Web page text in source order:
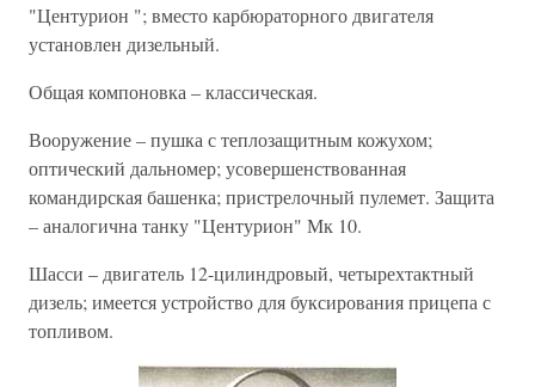
"Центурион "; вместо карбюраторного двигателя
установлен дизельный.
Общая компоновка – классическая.
Вооружение – пушка с теплозащитным кожухом;
оптический дальномер; усовершенствованная
командирская башенка; пристрелочный пулемет. Защита
– аналогична танку "Центурион" Мк 10.
Шасси – двигатель 12-цилиндровый, четырехтактный
дизель; имеется устройство для буксирования прицепа с
топливом.